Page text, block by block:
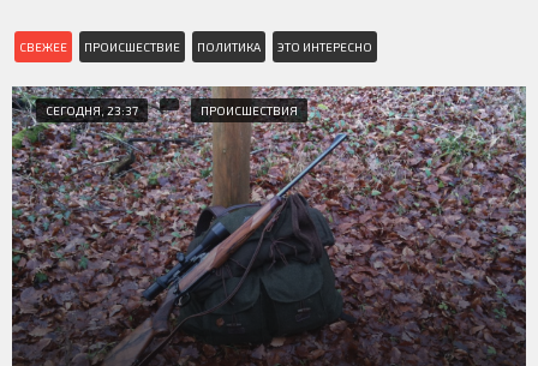
СВЕЖЕЕ ПРОИСШЕСТВИЕ ПОЛИТИКА ЭТО ИНТЕРЕСНО
СЕГОДНЯ, 23:37 ПРОИСШЕСТВИЯ